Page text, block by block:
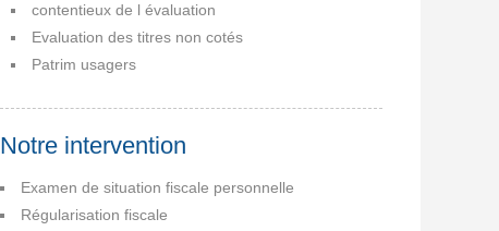
contentieux de l évaluation
Evaluation des titres non cotés
Patrim usagers
Notre intervention
Examen de situation fiscale personnelle
Régularisation fiscale